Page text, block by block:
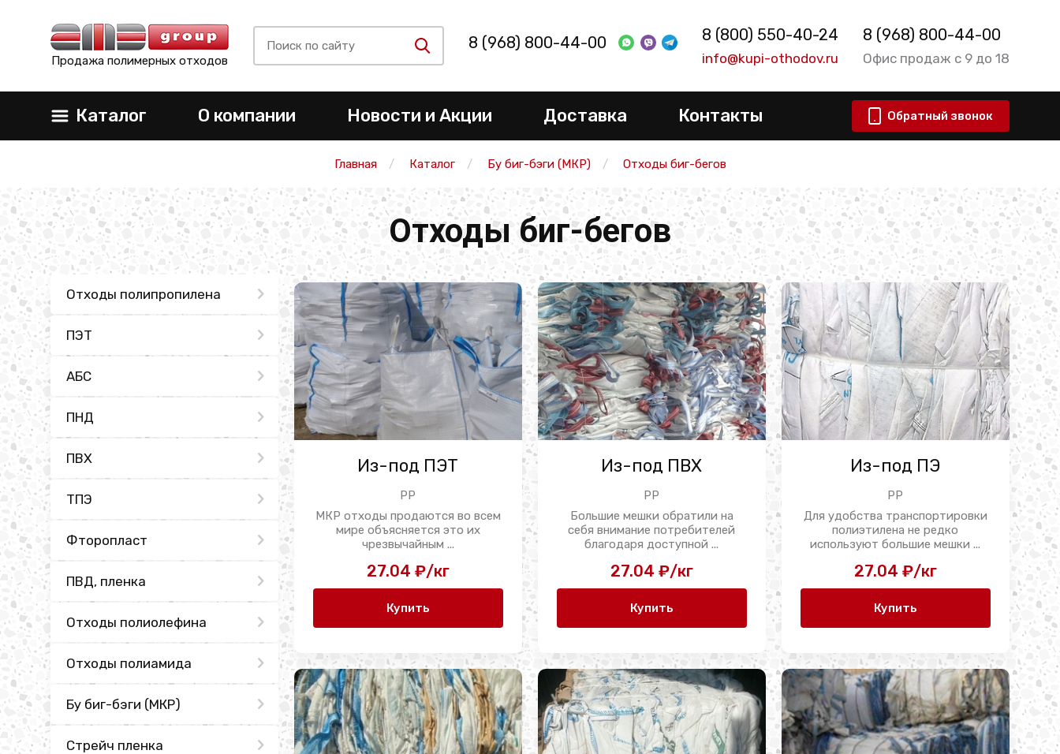
Продажа полимерных отходов
8 (968) 800-44-00 8 (800) 550-40-24
info@kupi-othodov.ru
8 (968) 800-44-00
Офис продаж с 9 до 18
Каталог О компании Новости и Акции Доставка Контакты Обратный звонок
Главная Каталог Бу биг-бэги (МКР) Отходы биг-бегов
Отходы биг-бегов
Отходы полипропилена
ПЭТ
АБС
ПНД
ПВХ
ТПЭ
Фторопласт
ПВД, пленка
Отходы полиолефина
Отходы полиамида
Бу биг-бэги (МКР)
Стрейч пленка
Из-под ПЭТ
PP
МКР отходы продаются во всем
мире объясняется это их
чрезвычайным ...
27.04 ₽/кг
Купить
Из-под ПВХ
PP
Большие мешки обратили на
себя внимание потребителей
благодаря доступной ...
27.04 ₽/кг
Купить
Из-под ПЭ
PP
Для удобства транспортировки
полиэтилена не редко
используют большие мешки ...
27.04 ₽/кг
Купить